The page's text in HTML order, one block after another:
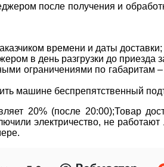
после получения и
времени и даты доставки;
в день разгрузки до приезда
ограничениями по
машине беспрепятственный
20% (после 20:00);Товар
электричество, не